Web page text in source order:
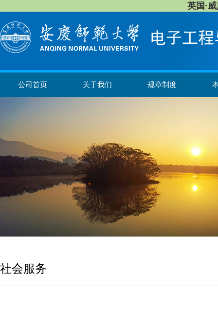
英国·
公司首页 关于我们 规章制度
社会服务